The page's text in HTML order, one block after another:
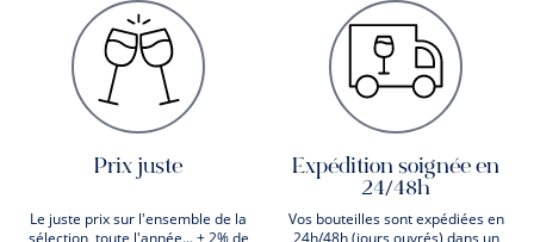
Prix juste
Le juste prix sur l'ensemble de la
sélection, toute l'année... + 2% de
Expédition soignée en
24/48h
Vos bouteilles sont expédiées en
24h/48h (jours ouvrés) dans un